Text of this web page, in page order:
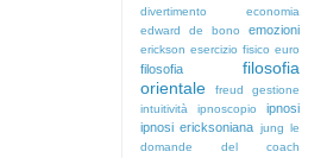
divertimento
economia
edward de bono
emozioni
erickson esercizio fisico euro
filosofia
filosofia
orientale
freud
gestione
intuitività
ipnoscopio
ipnosi
ipnosi ericksoniana jung le
domande del coach